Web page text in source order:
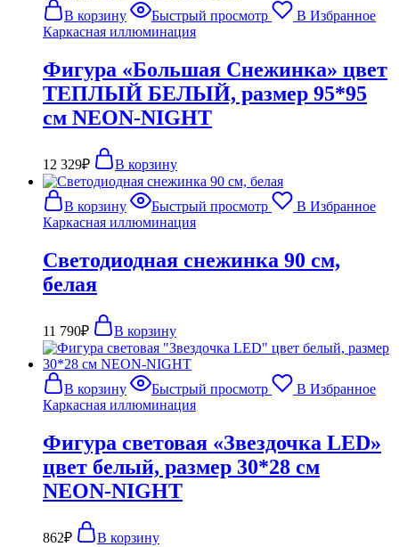
В корзину Быстрый просмотр
В Избранное
Каркасная иллюминация
Фигура «Большая Снежинка» цвет
ТЕПЛЫЙ БЕЛЫЙ, размер 95*95
см NEON-NIGHT
12 329₽ В корзину
В корзину Быстрый просмотр
В Избранное
Каркасная иллюминация
Светодиодная снежинка 90 см,
белая
11 790₽ В корзину
В корзину Быстрый просмотр
В Избранное
Каркасная иллюминация
Фигура световая «Звездочка LED»
цвет белый, размер 30*28 см
NEON-NIGHT
862₽ В корзину